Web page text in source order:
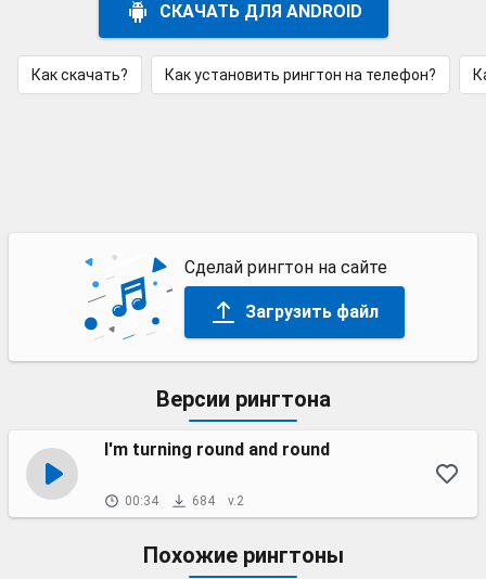
СКАЧАТЬ ДЛЯ ANDROID
Как скачать? Как установить рингтон на телефон?
Сделай рингтон на сайте
Загрузить файл
Версии рингтона
I'm turning round and round
00:34 684 v.2
Похожие рингтоны